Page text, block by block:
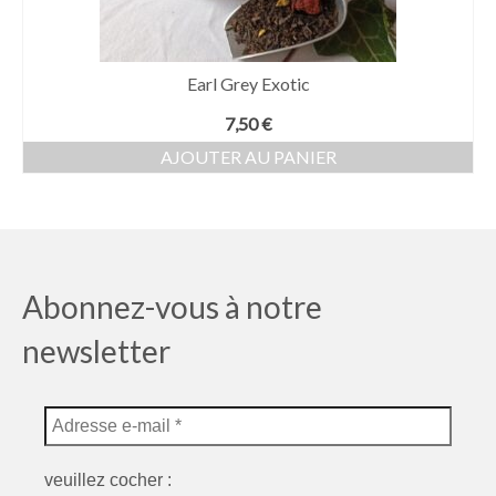
Earl Grey Exotic
7,50€
AJOUTER AU PANIER
Abonnez-vous à notre
newsletter
veuillez cocher :